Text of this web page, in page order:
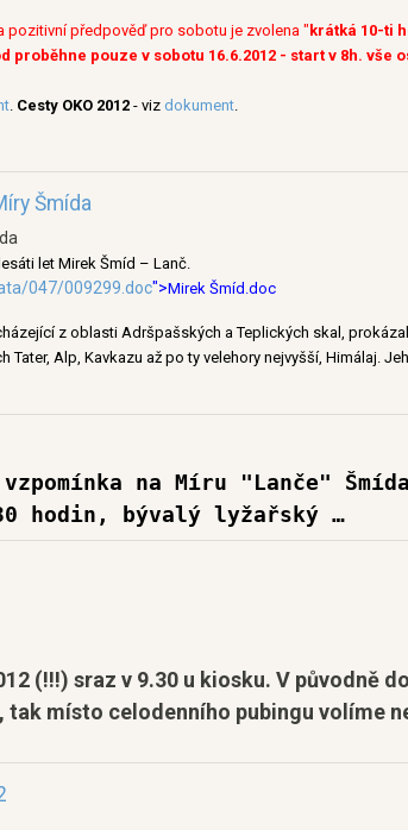
pozitivní předpověď pro sobotu je zvolena " krátká 10-ti
proběhne pouze v sobotu 16.6.2012 - start v 8h. vše
. Cesty OKO 2012 - viz dokument.
Šmída
let Mirek Šmíd – Lanč.
047/009299.doc">Mirek Šmíd.doc
z oblasti Adršpašských a Teplických skal,
Tater, Alp, Kavkazu až po ty velehory nejvyšší, Himálaj.
na Míru "Lanče" Šmída
hodin, bývalý lyžařský …
(!!!) sraz v 9.30 u kiosku. V původně
tak místo celodenního pubingu volíme